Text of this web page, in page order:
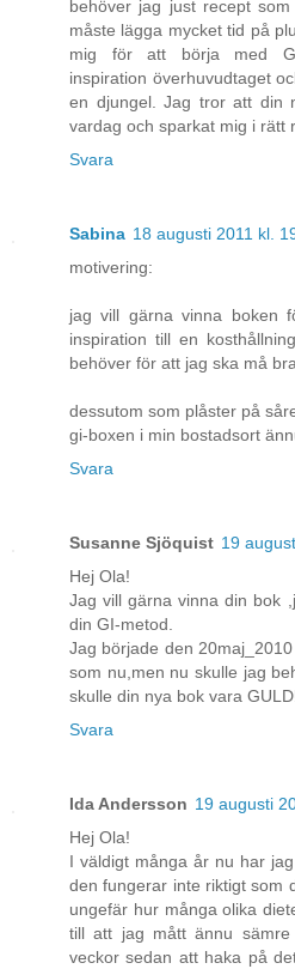
behöver jag just recept
måste lägga mycket tid på
mig för att börja med
inspiration överhuvudtaget
en djungel. Jag tror att din
vardag och sparkat mig i rätt
Svara
Sabina 18 augusti 2011 kl.
motivering:
jag vill gärna vinna boken
inspiration till en
behöver för att jag ska må
dessutom som plåster på
gi-boxen i min bostadsort
Svara
Susanne Sjöquist 19
Hej Ola!
Jag vill gärna vinna din bok
din GI-metod.
Jag började den
som nu,men nu skulle jag
skulle din nya bok vara
Svara
Ida Andersson 19 augusti
Hej Ola!
I väldigt många år nu har
den fungerar inte riktigt som
ungefär hur många olika
till att jag mått ännu
veckor sedan att haka på